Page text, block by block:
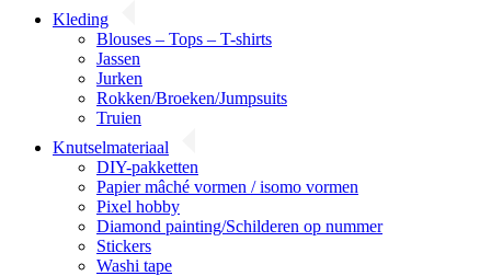
Kleding
Blouses – Tops – T-shirts
Jassen
Jurken
Rokken/Broeken/Jumpsuits
Truien
Knutselmateriaal
DIY-pakketten
Papier mâché vormen / isomo vormen
Pixel hobby
Diamond painting/Schilderen op nummer
Stickers
Washi tape